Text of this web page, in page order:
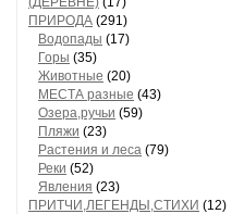
ПРИРОДА (291)
Водопады (17)
Горы (35)
Животные (20)
МЕСТА разные (43)
Озера,ручьи (59)
Пляжи (23)
Растения и леса (79)
Реки (52)
Явления (23)
ПРИТЧИ,ЛЕГЕНДЫ,СТИХИ (12)